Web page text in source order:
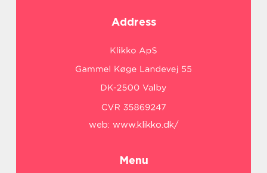
Address
web: www.klikko.dk/
Menu